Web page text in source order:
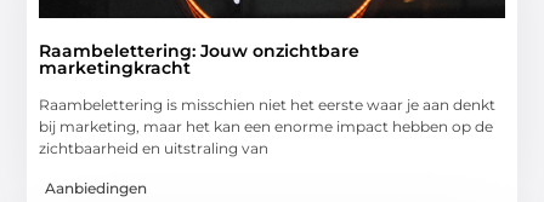
Raambelettering: Jouw onzichtbare
marketingkracht
Raambelettering is misschien niet het eerste waar je aan denkt
bij marketing, maar het kan een enorme impact hebben op de
zichtbaarheid en uitstraling van
Aanbiedingen